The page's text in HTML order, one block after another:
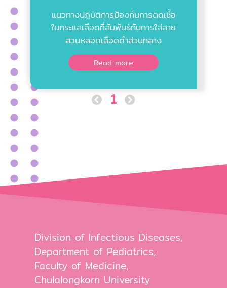
แนวทางปฏิบัติการป้องกันการติดเชื้อ
ในกระแสเลือดที่สัมพันธ์กับการใส่สาย
สวนหลอดเลือดดำส่วนกลาง
Read more
1
Division of Infectious Diseases,
Department of Pediatrics,
Faculty of Medicine,
Chulalongkorn University